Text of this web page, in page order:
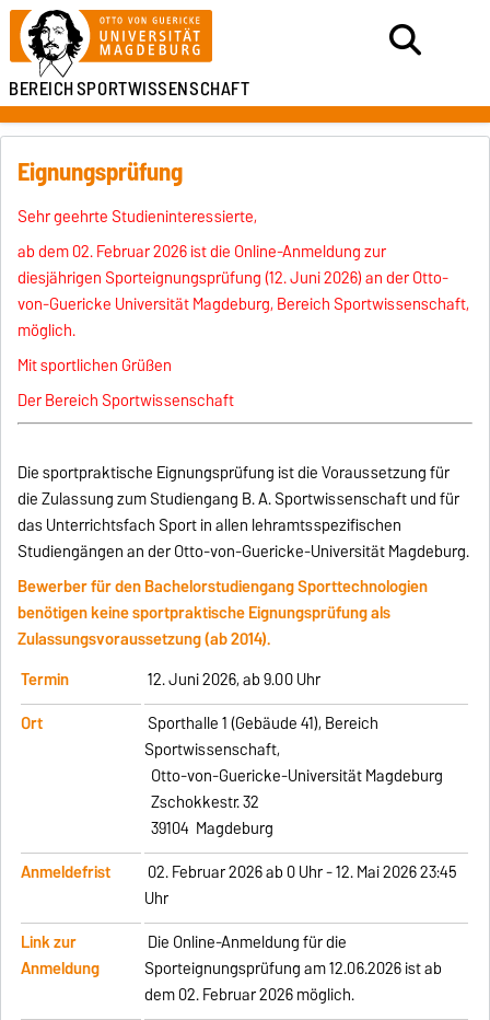
BEREICHSPORTWISSENSCHAFT
Eignungsprüfung
Sehr geehrte Studieninteressierte,
ab dem 02. Februar 2026 ist die Online-Anmeldung zur
diesjährigen Sporteignungsprüfung (12. Juni 2026) an der Otto-
von-Guericke Universität Magdeburg, Bereich Sportwissenschaft,
möglich.
Mit sportlichen Grüßen
Der Bereich Sportwissenschaft
Die sportpraktische Eignungsprüfung ist die Voraussetzung für
die Zulassung zum Studiengang B. A. Sportwissenschaft und für
das Unterrichtsfach Sport in allen lehramtsspezifischen
Studiengängen an der Otto-von-Guericke-Universität Magdeburg.
Bewerber für den Bachelorstudiengang Sporttechnologien
benötigen keine sportpraktische Eignungsprüfung als
Zulassungsvoraussetzung (ab 2014).
Termin
12. Juni 2026, ab 9.00 Uhr
Ort
Sporthalle 1 (Gebäude 41), Bereich
Sportwissenschaft,
Otto-von-Guericke-Universität Magdeburg
Zschokkestr. 32
39104 Magdeburg
Anmeldefrist
02. Februar 2026 ab 0 Uhr - 12. Mai 2026 23:45
Uhr
Link zur
Anmeldung
Die Online-Anmeldungfür die
Sporteignungsprüfung am 12.06.2026 ist ab
dem 02. Februar 2026 möglich.